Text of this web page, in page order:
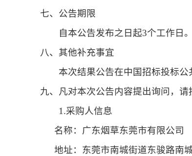
七、公告期限
自本公告发布之日起3个工作日。
八、其他补充事宜
本次结果公告在中国招标投标
九、凡对本次公告内容提出询问，请
1.采购人信息
名称：广东烟草东莞市有限公司
地址：东莞市南城街道东骏路南